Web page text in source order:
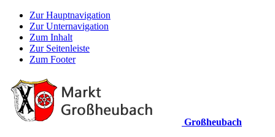
Zur Hauptnavigation
Zur Unternavigation
Zum Inhalt
Zur Seitenleiste
Zum Footer
Großheubach